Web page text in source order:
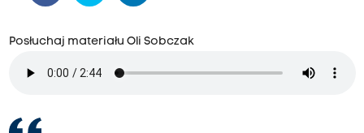
Posłuchaj materiału Oli Sobczak